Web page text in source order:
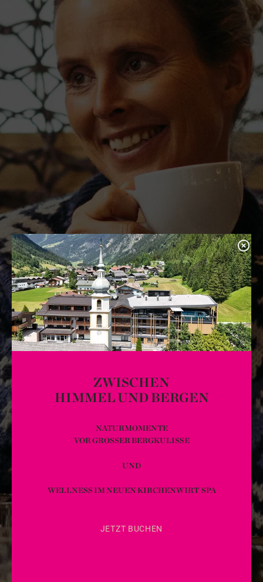
ZWISCHEN
HIMMEL UND BERGEN
NATURMOMENTE
VOR GROSSER BERGKULISSE
UND
WELLNESS IM NEUEN KIRCHENWIRT SPA
JETZT BUCHEN